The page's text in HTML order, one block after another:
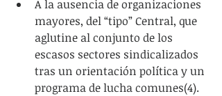
A la ausencia de organizaciones
mayores, del “tipo” Central, que
aglutine al conjunto de los
escasos sectores sindicalizados
tras un orientación política y un
programa de lucha comunes(4).